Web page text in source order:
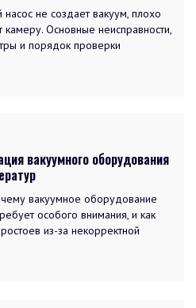
не создает вакуум, плохо
камеру. Основные неисправности,
и порядок проверки
вакуумного оборудования
вакуумное оборудование
особого внимания, и как
из-за некорректной